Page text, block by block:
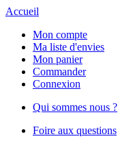
Accueil
Mon compte
Ma liste d'envies
Mon panier
Commander
Connexion
Qui sommes nous ?
Foire aux questions